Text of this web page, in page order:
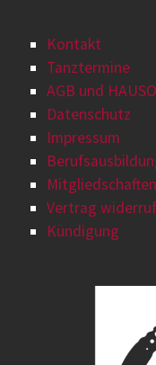
Kontakt
Tanztermine
AGB und
Datenschutz
Impressum
Vertrag
Kündigung